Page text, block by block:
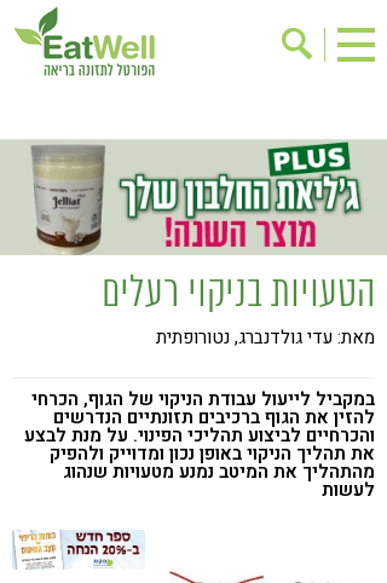
בישול בריא
אינדקס עסקים
ריפוי ומניעת מחלות
בריאות האישה
תוספי תזונה
מתכוני בריאות
אירועים
שינוי תזונתי
גישות בתזונה
דיאטה
ניקוי רעלים
מזונות על
ילדים
תזונה וספורט
הפרעות קשב & ריכוז
אכילה רגשית
טבעונות
הטעויות בניקוי רעלים
מאת: עדי גולדנברג, נטורופתית
במקביל לייעול עבודת הניקוי של הגוף, הכרחי
להזין את הגוף ברכיבים תזונתיים הנדרשים
והכרחיים לביצוע תהליכי הפינוי. על מנת לבצע
את תהליך הניקוי באופן נכון ומדוייק ולהפיק
מהתהליך את המיטב נמנע מטעויות שנהוג
לעשות